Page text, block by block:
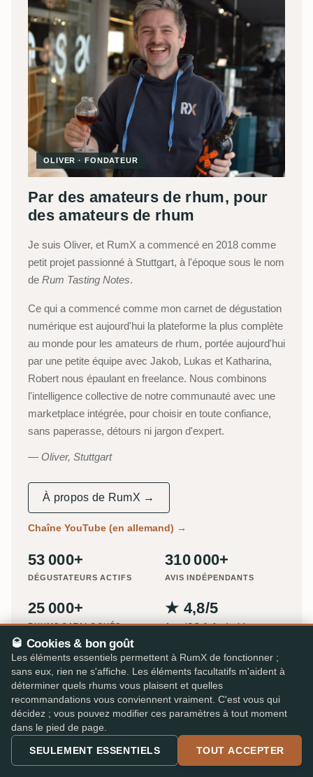
OLIVER · FONDATEUR
Par des amateurs de rhum, pour
des amateurs de rhum
Je suis Oliver, et RumX a commencé en 2018 comme
petit projet passionné à Stuttgart, à l'époque sous le nom
de Rum Tasting Notes.
Ce qui a commencé comme mon carnet de dégustation
numérique est aujourd'hui la plateforme la plus complète
au monde pour les amateurs de rhum, portée aujourd'hui
par une petite équipe avec Jakob, Lukas et Katharina,
Robert nous épaulant en freelance. Nous combinons
l'intelligence collective de notre communauté avec une
marketplace intégrée, pour choisir en toute confiance,
sans paperasse, détours ni jargon d'expert.
Oliver, Stuttgart
À propos de RumX →
Chaîne YouTube (en allemand) →
53 000+
DÉGUSTATEURS ACTIFS
310 000+
AVIS INDÉPENDANTS
25 000+
RHUMS CATALOGUÉS
★ 4,8/5
App iOS & Android
PARLÉ DANS
🥃 Cookies & bon goût
Les éléments essentiels permettent à RumX de fonctionner ;
sans eux, rien ne s'affiche. Les éléments facultatifs m'aident à
déterminer quels rhums vous plaisent et quelles
recommandations vous conviennent vraiment. C'est vous qui
décidez ; vous pouvez modifier ces paramètres à tout moment
dans le pied de page.
SEULEMENT ESSENTIELS TOUT ACCEPTER